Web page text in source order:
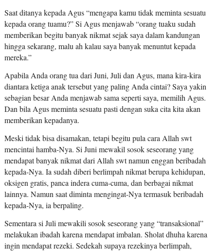
Saat ditanya kepada Agus “mengapa kamu tidak meminta sesuatu
kepada orang tuamu?” Si Agus menjawab “orang tuaku sudah
memberikan begitu banyak nikmat sejak saya dalam kandungan
hingga sekarang, malu ah kalau saya banyak menuntut kepada
mereka.”
Apabila Anda orang tua dari Juni, Juli dan Agus, mana kira-kira
diantara ketiga anak tersebut yang paling Anda cintai? Saya yakin
sebagian besar Anda menjawab sama seperti saya, memilih Agus.
Dan bila Agus meminta sesuatu pasti dengan suka cita kita akan
memberikan kepadanya.
Meski tidak bisa disamakan, tetapi begitu pula cara Allah swt
mencintai hamba-Nya. Si Juni mewakil sosok seseorang yang
mendapat banyak nikmat dari Allah swt namun enggan beribadah
kepada-Nya. Ia sudah diberi berlimpah nikmat berupa kehidupan,
oksigen gratis, panca indera cuma-cuma, dan berbagai nikmat
lainnya. Namun saat diminta mengingat-Nya termasuk beribadah
kepada-Nya, ia berpaling.
Sementara si Juli mewakili sosok seseorang yang “transaksional”
melakukan ibadah karena mendapat imbalan. Sholat dhuha karena
ingin mendapat rezeki. Sedekah supaya rezekinya berlimpah,